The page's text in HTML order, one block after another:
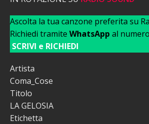
Ascolta la tua canzone preferita su
Richiedi tramite WhatsApp al
SCRIVI e RICHIEDI
Artista
Coma_Cose
Titolo
LA GELOSIA
Etichetta